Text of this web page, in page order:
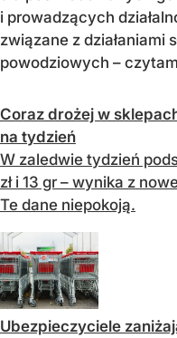
i prowadzących
związane z działaniami
powodziowych –
Coraz drożej w
na tydzień
W zaledwie tydzień
zł i 13 gr – wynika z
Te dane niepokoją.
Ubezpieczyciele